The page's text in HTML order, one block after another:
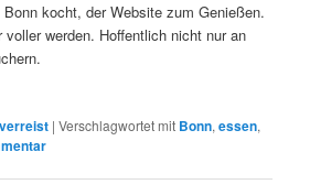
kocht, der Website zum Genießen.
werden. Hoffentlich nicht nur an
|Verschlagwortet mit Bonn,essen,